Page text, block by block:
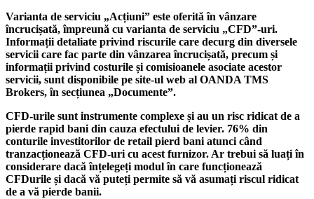
Varianta de serviciu „Acțiuni” este oferită în vânzare
încrucișată, împreună cu varianta de serviciu „CFD”-uri.
Informații detaliate privind riscurile care decurg din diversele
servicii care fac parte din vânzarea încrucișată, precum și
informații privind costurile și comisioanele asociate acestor
servicii, sunt disponibile pe site-ul web al OANDA TMS
Brokers, în secțiunea „Documente”.
CFD-urile sunt instrumente complexe și au un risc ridicat de a
pierde rapid bani din cauza efectului de levier. 76% din
conturile investitorilor de retail pierd bani atunci când
tranzacționează CFD-uri cu acest furnizor. Ar trebui să luați în
considerare dacă înțelegeți modul în care funcționează
CFDurile și dacă vă puteți permite să vă asumați riscul ridicat
de a vă pierde banii.